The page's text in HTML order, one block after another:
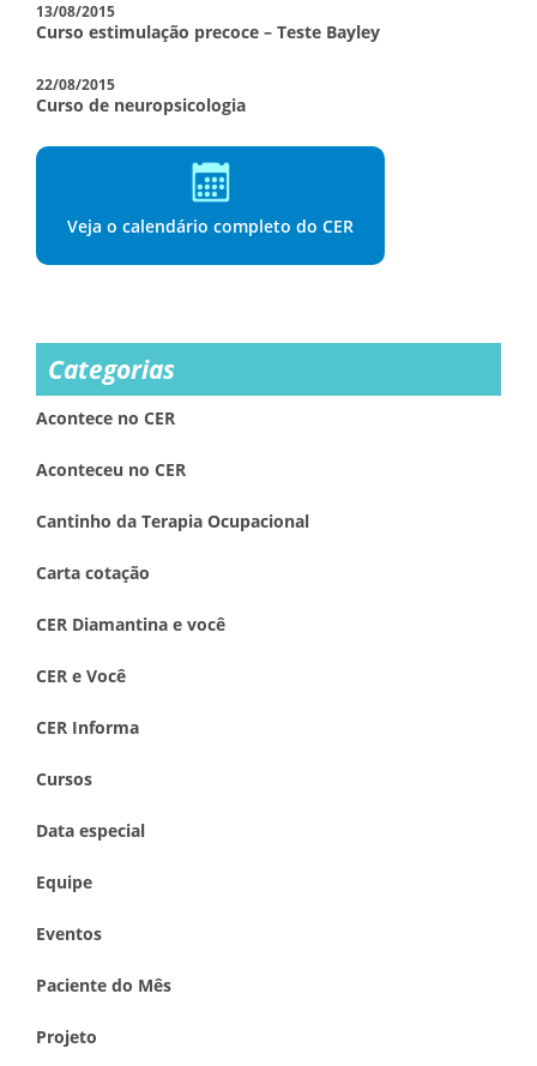
13/08/2015
Curso estimulação precoce – Teste Bayley
22/08/2015
Curso de neuropsicologia
Veja o calendário completo do CER
Categorias
Acontece no CER
Aconteceu no CER
Cantinho da Terapia Ocupacional
Carta cotação
CER Diamantina e você
CER e Você
CER Informa
Cursos
Data especial
Equipe
Eventos
Paciente do Mês
Projeto